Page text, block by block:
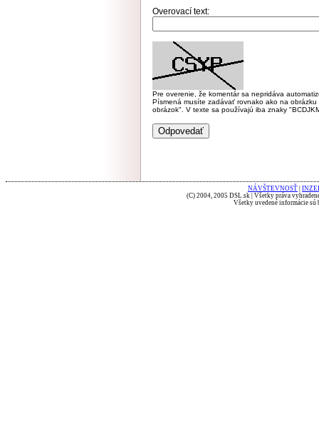
Overovací text:
Pre overenie, že komentár sa nepridáva
Písmená musíte zadávať rovnako ako na
obrázok". V texte sa používajú iba znaky
NÁVŠTEVNOSŤ
(C) 2004, 2005 DSL.sk | Všetky práva
Všetky uvedené informácie sú